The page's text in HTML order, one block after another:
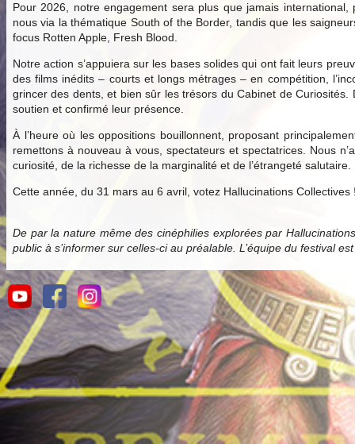
Pour 2026, notre engagement sera plus que jamais
nous via la thématique South of the Border, tandis que les
focus Rotten Apple, Fresh Blood.
Notre action s’appuiera sur les bases solides qui ont fait leurs
des films inédits – courts et longs métrages – en compétition,
grincer des dents, et bien sûr les trésors du Cabinet de
soutien et confirmé leur présence.
À l’heure où les oppositions bouillonnent, proposant
remettons à nouveau à vous, spectateurs et spectatrices. Nous
curiosité, de la richesse de la marginalité et de l’étrangeté salutaire.
Cette année, du 31 mars au 6 avril, votez Hallucinations Collectives
De par la nature même des cinéphilies explorées par
public à s’informer sur celles-ci au préalable. L’équipe du festival